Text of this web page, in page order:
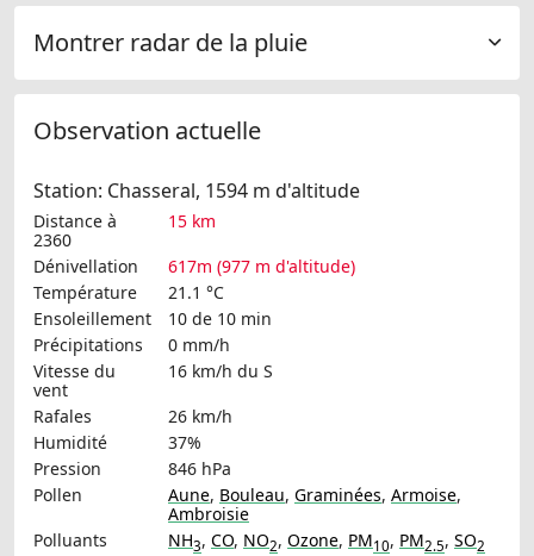
Montrer radar de la pluie
Observation actuelle
Station: Chasseral, 1594 m d'altitude
Distance à
2360
15 km
Dénivellation
617m (977 m d'altitude)
Température
21.1 °C
Ensoleillement
10 de 10 min
Précipitations
0 mm/h
Vitesse du
vent
16 km/h du S
Rafales
26 km/h
Humidité
37%
Pression
846 hPa
Pollen
Aune, Bouleau, Graminées, Armoise,
Ambroisie
Polluants
NH3, CO, NO2, Ozone, PM10, PM2.5, SO2